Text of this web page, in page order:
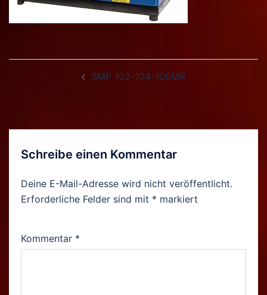
SMP 102-104-106MR
Schreibe einen Kommentar
Deine E-Mail-Adresse wird nicht veröffentlicht.
Erforderliche Felder sind mit * markiert
Kommentar *